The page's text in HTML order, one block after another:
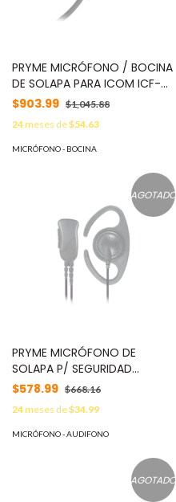
PRYME MICRÓFONO / BOCINA
DE SOLAPA PARA ICOM ICF-
1000/2000/ ICF-11/ 14/ 3021/
3013/ 3103/ 3003. MOD: SPM-
130S
$903.99 $1,045.88
24meses de$54.63
MICRÓFONO - BOCINA
AGOTADO
PRYME MICRÓFONO DE
SOLAPA P/ SEGURIDAD
PRIVADA P/ ICOM ICOM IC-
F11/ 14/ 3021/ 3013/ 3103/
3003. Se fija al equipo con
tornillos. MOD: SPM-1200ILSC
$578.99 $668.16
24meses de$34.99
MICRÓFONO - AUDIFONO
AGOTADO